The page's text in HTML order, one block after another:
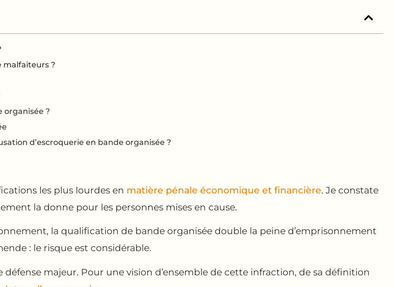
malfaiteurs ?
organisée ?
d’escroquerie en bande organisée ?
les plus lourdes en matière pénale économique et financière. Je constate
la donne pour les personnes mises en cause.
la qualification de bande organisée double la peine d’emprisonnement
: le risque est considérable.
majeur. Pour une vision d’ensemble de cette infraction, de sa définition